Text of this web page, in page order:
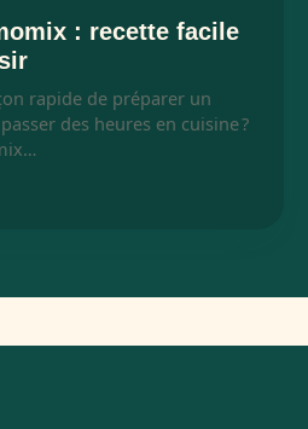
: recette facile
rapide de préparer un
des heures en cuisine ?